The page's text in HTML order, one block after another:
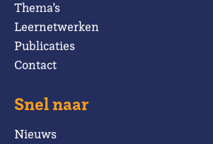
Thema’s
Leernetwerken
Publicaties
Contact
Snel naar
Nieuws